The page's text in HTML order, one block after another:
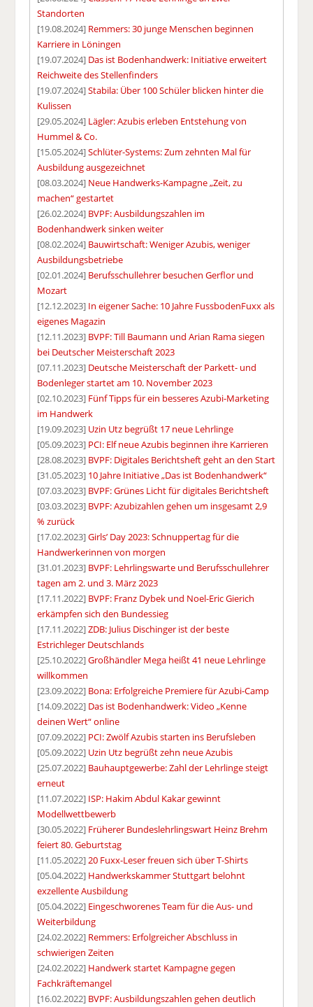
Standorten
[19.08.2024] Remmers: 30 junge Menschen beginnen
Karriere in Löningen
[19.07.2024] Das ist Bodenhandwerk: Initiative erweitert
Reichweite des Stellenfinders
[19.07.2024]Stabila: Über 100 Schüler blicken hinter die
Kulissen
[29.05.2024] Lägler: Azubis erleben Entstehung von
Hummel & Co.
[15.05.2024]Schlüter-Systems: Zum zehnten Mal für
Ausbildung ausgezeichnet
[08.03.2024] Neue Handwerks-Kampagne „Zeit, zu
machen“ gestartet
[26.02.2024] BVPF: Ausbildungszahlen im
Bodenhandwerk sinken weiter
[08.02.2024] Bauwirtschaft: Weniger Azubis, weniger
Ausbildungsbetriebe
[02.01.2024] Berufsschullehrer besuchen Gerflor und
Mozart
[12.12.2023] In eigener Sache: 10 Jahre FussbodenFuxx als
eigenes Magazin
[12.11.2023] BVPF: Till Baumann und Arian Rama siegen
bei Deutscher Meisterschaft 2023
[07.11.2023] Deutsche Meisterschaft der Parkett- und
Bodenleger startet am 10. November 2023
[02.10.2023] Fünf Tipps für ein besseres Azubi-Marketing
im Handwerk
[19.09.2023] Uzin Utz begrüßt 17 neue Lehrlinge
[05.09.2023] PCI: Elf neue Azubis beginnen ihre Karrieren
[28.08.2023] BVPF: Digitales Berichtsheft geht an den Start
[31.05.2023] 10 Jahre Initiative „Das ist Bodenhandwerk“
[07.03.2023] BVPF: Grünes Licht für digitales Berichtsheft
[03.03.2023] BVPF: Azubizahlen gehen um insgesamt 2,9
% zurück
[17.02.2023]Girls’ Day 2023: Schnuppertag für die
Handwerkerinnen von morgen
[31.01.2023] BVPF: Lehrlingswarte und Berufsschullehrer
tagen am 2. und 3. März 2023
[17.11.2022] BVPF: Franz Dybek und Noel-Eric Gierich
erkämpfen sich den Bundessieg
[17.11.2022]ZDB: Julius Dischinger ist der beste
Estrichleger Deutschlands
[25.10.2022]Großhändler Mega heißt 41 neue Lehrlinge
willkommen
[23.09.2022] Bona: Erfolgreiche Premiere für Azubi-Camp
[14.09.2022] Das ist Bodenhandwerk: Video „Kenne
deinen Wert“ online
[07.09.2022] PCI: Zwölf Azubis starten ins Berufsleben
[05.09.2022] Uzin Utz begrüßt zehn neue Azubis
[25.07.2022] Bauhauptgewerbe: Zahl der Lehrlinge steigt
erneut
[11.07.2022] ISP: Hakim Abdul Kakar gewinnt
Modellwettbewerb
[30.05.2022] Früherer Bundeslehrlingswart Heinz Brehm
feiert 80. Geburtstag
[11.05.2022]20 Fuxx-Leser freuen sich über T-Shirts
[05.04.2022] Handwerkskammer Stuttgart belohnt
exzellente Ausbildung
[05.04.2022] Eingeschworenes Team für die Aus- und
Weiterbildung
[24.02.2022] Remmers: Erfolgreicher Abschluss in
schwierigen Zeiten
[24.02.2022] Handwerk startet Kampagne gegen
Fachkräftemangel
[16.02.2022] BVPF: Ausbildungszahlen gehen deutlich